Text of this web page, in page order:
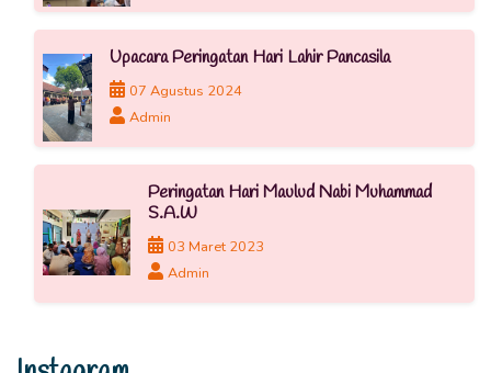
Upacara Peringatan Hari Lahir Pancasila
07 Agustus 2024
Admin
Peringatan Hari Maulud Nabi Muhammad
S.A.W
03 Maret 2023
Admin